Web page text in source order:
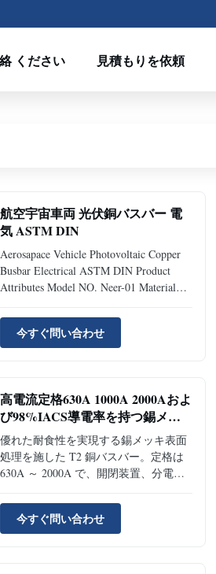
ください 見積もりを依頼
航空宇宙車両 光伏銅バスバー 電
気 ASTM DIN
Aerosapace Vehicle Photovoltaic Copper
Busbar Electrical ASTM DIN Product
Attributes Model NO. Neer-01 Material
Service Stamping, bending, precision
leveling, wire drawing, CNC, wire cutting,
precision die, EDM, die process
今すぐ問い合わせ
高電流定格630A 1000A 2000Aおよ
び98%IACS導電率を持つ錫メッ
キ表面のT2銅バスバー
優れた耐食性を実現する錫メッキ表面
処理を施した T2 銅バスバー。定格は
630A ～ 2000A で、開閉装置、分電
今すぐ問い合わせ